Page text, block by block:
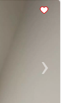
›Next